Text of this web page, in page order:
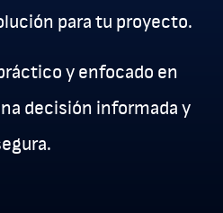
para tu proyecto.
y enfocado en
decisión informada y